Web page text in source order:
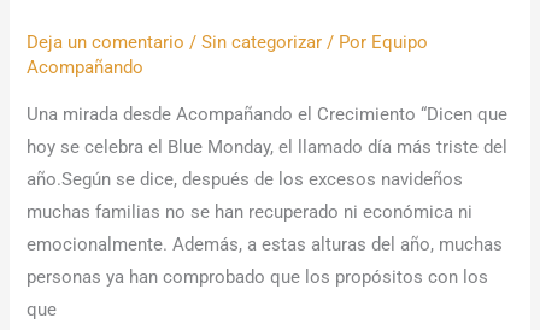
Deja un comentario /Sin categorizar / Por Equipo
Acompañando
Una mirada desde Acompañando el Crecimiento “Dicen que
hoy se celebra el Blue Monday, el llamado día más triste del
año.Según se dice, después de los excesos navideños
muchas familias no se han recuperado ni económica ni
emocionalmente. Además, a estas alturas del año, muchas
personas ya han comprobado que los propósitos con los
que